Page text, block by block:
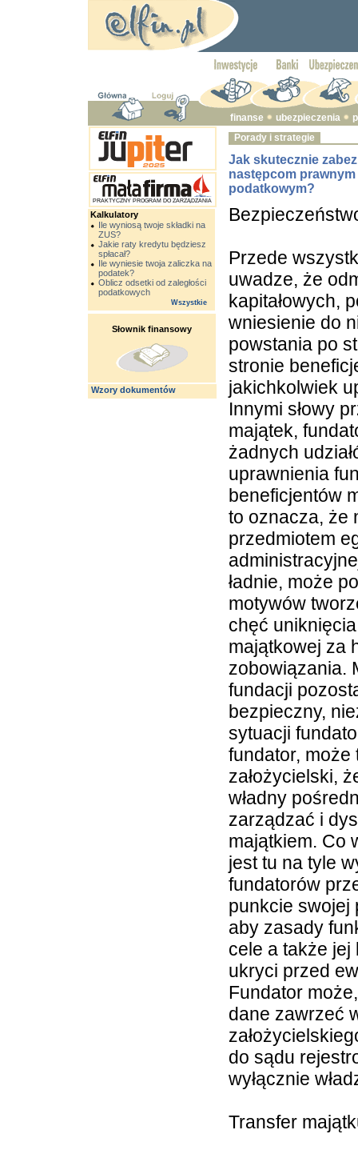
finanse ubezpieczenia
PRAKTYCZNY PROGRAM DO ZARZĄDZANIA
Kalkulatory
Ile wyniosą twoje składki na
ZUS?
Jakie raty kredytu będziesz
spłacał?
Ile wyniesie twoja zaliczka na
podatek?
Oblicz odsetki od zaległości
podatkowych
Wszystkie
Słownik finansowy
Wzory dokumentów
Porady i strategie
Jak skutecznie
następcom
podatkowym?
Przede
uwadze, że
kapitałowych,
wniesienie do
powstania po
stronie
jakichkolwiek
Innymi słowy
majątek,
żadnych
uprawnienia
beneficjentów
to oznacza, że
przedmiotem
ładnie, może
motywów
chęć
majątkowej za
zobowiązania.
fundacji
bezpieczny,
sytuacji
fundator,
założycielski,
władny
zarządzać i
majątkiem. Co
jest tu na tyle
fundatorów
punkcie swojej
aby zasady
cele a także jej
ukryci przed
Fundator
dane zawrzeć
do sądu
wyłącznie
Transfer